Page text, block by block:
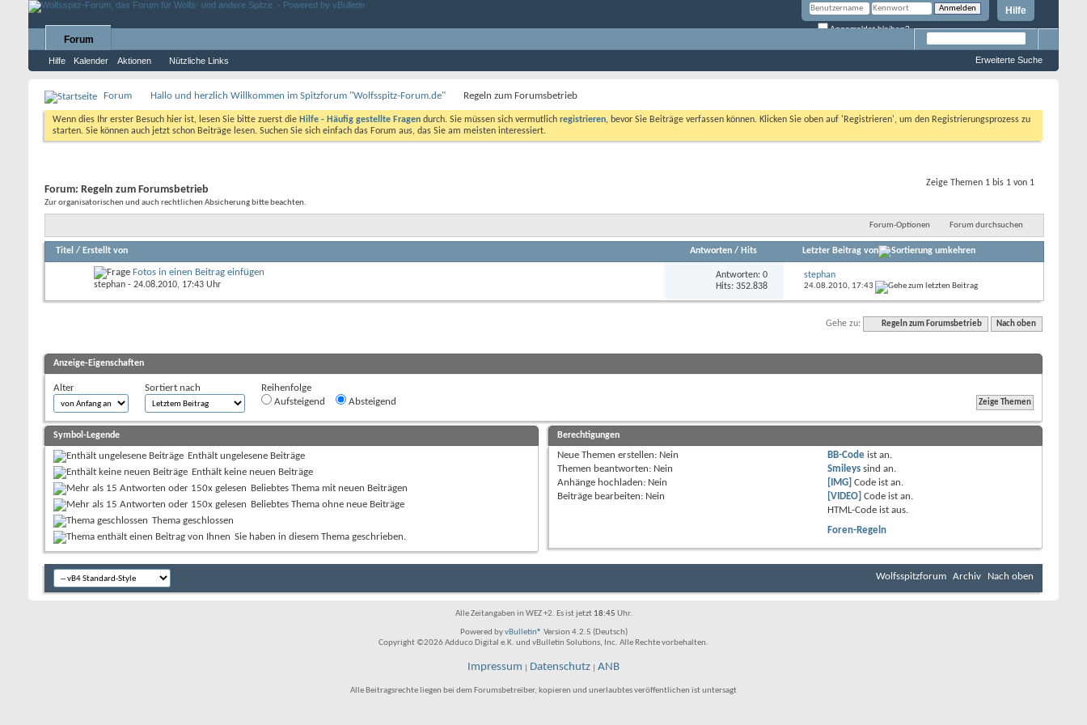
Hilfe
Angemeldet bleiben?
Forum
Hilfe Kalender Aktionen Nützliche Links Erweiterte Suche
Forum Hallo und herzlich Willkommen im Spitzforum "Wolfsspitz-Forum.de" Regeln zum Forumsbetrieb
Wenn dies Ihr erster Besuch hier ist, lesen Sie bitte zuerst die Hilfe - Häufig gestellte Fragen durch. Sie müssen sich vermutlich registrieren, bevor Sie Beiträge verfassen können. Klicken Sie oben auf 'Registrieren', um den Registrierungsprozess zu
starten. Sie können auch jetzt schon Beiträge lesen. Suchen Sie sich einfach das Forum aus, das Sie am meisten interessiert.
Zeige Themen 1 bis 1 von 1
Forum: Regeln zum Forumsbetrieb
Zur organisatorischen und auch rechtlichen Absicherung bitte beachten.
Forum-Optionen Forum durchsuchen
Titel / Erstellt von Antworten/ Hits Letzter Beitrag von
Fotos in einen Beitrag einfügen
stephan - 24.08.2010, 17:43 Uhr
Antworten: 0
Hits: 352.838
stephan
24.08.2010, 17:43
Gehe zu: Regeln zum Forumsbetrieb Nach oben
Anzeige-Eigenschaften
Alter Sortiert nach
Reihenfolge
Aufsteigend
Absteigend
Symbol-Legende
Enthält ungelesene Beiträge
Enthält keine neuen Beiträge
Beliebtes Thema mit neuen Beiträgen
Beliebtes Thema ohne neue Beiträge
Thema geschlossen
Sie haben in diesem Thema geschrieben.
Berechtigungen
Neue Themen erstellen: Nein
Themen beantworten: Nein
Anhänge hochladen: Nein
Beiträge bearbeiten: Nein
BB-Code istan.
Smileys sindan.
[IMG] Code istan.
[VIDEO] Code istan.
HTML-Code istaus.
Foren-Regeln
Wolfsspitzforum Archiv Nach oben
Alle Zeitangaben in WEZ +2. Es ist jetzt 18:45 Uhr.
Powered byvBulletin® Version 4.2.5 (Deutsch)
Copyright ©2026 Adduco Digital e.K. und vBulletin Solutions, Inc. Alle Rechte vorbehalten.
Impressum Datenschutz ANB
Alle Beitragsrechte liegen bei dem Forumsbetreiber, kopieren und unerlaubtes veröffentlichen ist untersagt